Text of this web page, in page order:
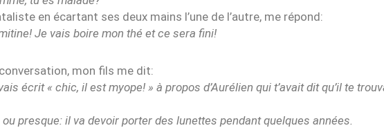
en écartant ses deux mains l’une de l’autre, me répond:
Je vais boire mon thé et ce sera fini!
mon fils me dit:
écrit « chic, il est myope! » à propos d’Aurélien qui t’avait dit qu’il te
presque: il va devoir porter des lunettes pendant quelques années.